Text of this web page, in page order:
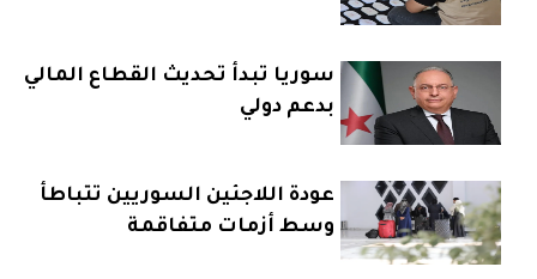
سوريا تبدأ تحديث القطاع المالي
بدعم دولي
عودة اللاجئين السوريين تتباطأ
وسط أزمات متفاقمة